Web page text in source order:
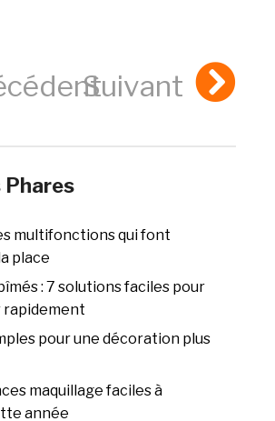
Suivant
multifonctions qui font
place
: 7 solutions faciles pour
rapidement
pour une décoration plus
maquillage faciles à
année